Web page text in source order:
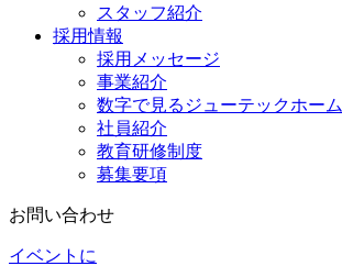
スタッフ紹介
採用情報
採用メッセージ
事業紹介
数字で見るジューテックホーム
社員紹介
教育研修制度
募集要項
お問い合わせ
イベントに